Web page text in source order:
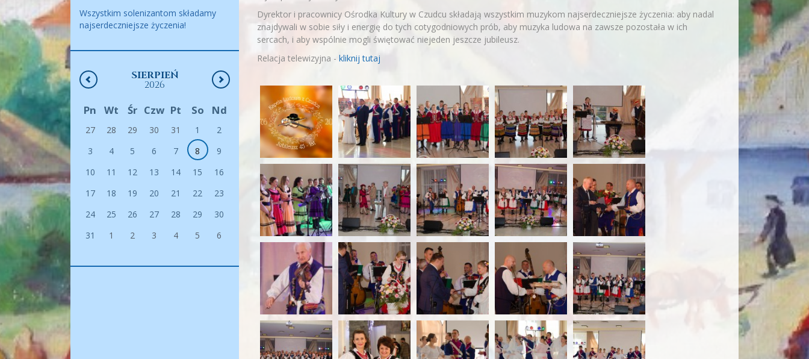
Wszystkim solenizantom składamy
najserdeczniejsze życzenia!
SIERPIEŃ
2026
Pn Wt Śr Czw Pt So Nd
27 28 29 30 31 1
2
3
4 5 6 7 8
9
10
11 12 13 14 15
16
17
18 19 20 21 22
23
24
25 26 27 28 29
30
31
1 2 3 4 5 6
Dyrektor i pracownicy Ośrodka Kultury w Czudcu składają wszystkim muzykom najserdeczniejsze życzenia: aby nadal
znajdywali w sobie siły i energię do tych cotygodniowych prób, aby muzyka ludowa na zawsze pozostała w ich
sercach, i aby wspólnie mogli świętować niejeden jeszcze jubileusz.
Relacja telewizyjna - kliknij tutaj